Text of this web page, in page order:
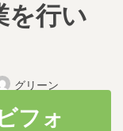
を行い
グリーン
フォ